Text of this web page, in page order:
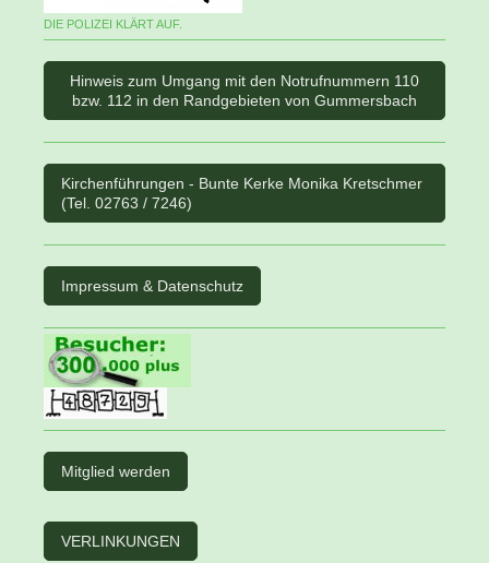
DIE POLIZEI KLÄRT AUF.
Hinweis zum Umgang mit den Notrufnummern 110
bzw. 112 in den Randgebieten von Gummersbach
Kirchenführungen - Bunte Kerke Monika Kretschmer
(Tel. 02763 / 7246)
Impressum & Datenschutz
Mitglied werden
VERLINKUNGEN